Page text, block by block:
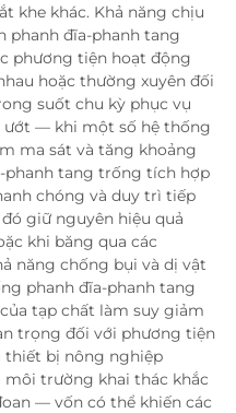
khe khác. Khả năng chịu
phanh đĩa-phanh tang
phương tiện hoạt động
hoặc thường xuyên đối
suốt chu kỳ phục vụ
ướt — khi một số hệ thống
ma sát và tăng khoảng
tang trống tích hợp
chóng và duy trì tiếp
giữ nguyên hiệu quả
khi băng qua các
năng chống bụi và dị vật
phanh đĩa-phanh tang
tạp chất làm suy giảm
trọng đối với phương tiện
thiết bị nông nghiệp
trường khai thác khắc
— vốn có thể khiến các